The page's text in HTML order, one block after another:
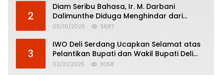
2
Diam Seribu Bahasa, Ir. M. Darbani
Dalimunthe Diduga Menghindar dari
Pertanggungjawaban Politik
05/10/2025 3687
3
IWO Deli Serdang Ucapkan Selamat atas
Pelantikan Bupati dan Wakil Bupati Deli
Serdang
02/21/2025 3058